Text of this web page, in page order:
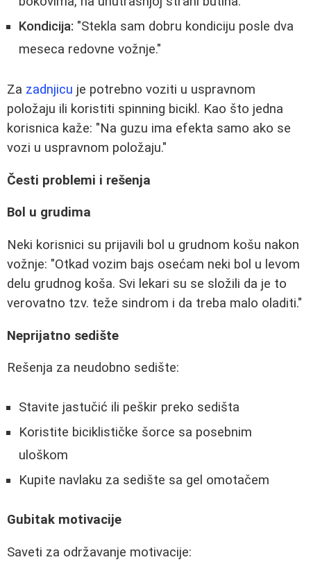
Kondicija: "Stekla sam dobru kondiciju posle dva
meseca redovne vožnje."
Za zadnjicu je potrebno voziti u uspravnom
položaju ili koristiti spinning bicikl. Kao što jedna
korisnica kaže: "Na guzu ima efekta samo ako se
vozi u uspravnom položaju."
Česti problemi i rešenja
Bol u grudima
Neki korisnici su prijavili bol u grudnom košu nakon
vožnje: "Otkad vozim bajs osećam neki bol u levom
delu grudnog koša. Svi lekari su se složili da je to
verovatno tzv. teže sindrom i da treba malo oladiti."
Neprijatno sedište
Rešenja za neudobno sedište:
Stavite jastučić ili peškir preko sedišta
Koristite biciklističke šorce sa posebnim
uloškom
Kupite navlaku za sedište sa gel omotačem
Gubitak motivacije
Saveti za održavanje motivacije: